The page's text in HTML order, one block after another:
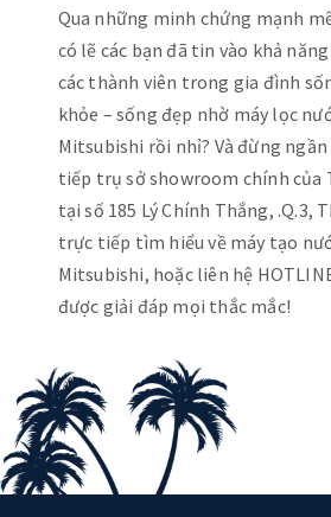
Qua những minh chứng mạnh
có lẽ các bạn đã tin vào khả
các thành viên trong gia đình
khỏe – sống đẹp nhờ máy lọc
Mitsubishi rồi nhỉ? Và đừng
tiếp trụ sở showroom chính của
tại số 185 Lý Chính Thắng, .Q.3,
trực tiếp tìm hiểu về máy tạo
Mitsubishi, hoặc liên hệ
được giải đáp mọi thắc mắc!